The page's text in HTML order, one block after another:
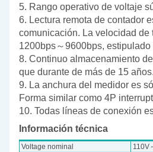
5. Rango operativo de voltaje
6. Lectura remota de contador
comunicación. La velocidad
1200bps～9600bps,
8. Continuo almacenamiento
que durante de más de 15
9. La anchura del medidor es
Forma similar como 4P
10. Todas líneas de conexión
Información técnica
Voltage nominal
110V